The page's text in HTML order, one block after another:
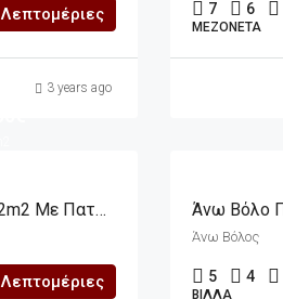
Λεπτομέριες
3 years ago
7 6
ΜΕΖΟΝΈΤΑ
Άναυρος Πωλείται Κατάστημα 112m2 Με Πατάρι Και Προαύλιο Χώρο
Λεπτομέριες
Άνω Βόλος
5 4
ΒΊΛΛΑ